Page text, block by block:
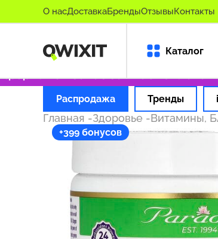
О насДоставкаБрендыОтзывыКонтакты
Каталог
заказ за 1 час Оплата
Распродажа Тренды
Главная -Здоровье -Витамины,
+399 бонусов